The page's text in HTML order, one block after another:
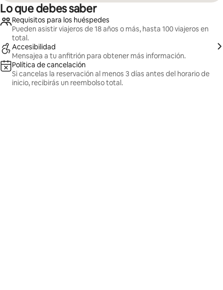
Lo que debes saber
Requisitos para los huéspedes
Pueden asistir viajeros de 18 años o más, hasta 100 viajeros en
total.
Accesibilidad
Mensajea a tu anfitrión para obtener más información.
Política de cancelación
Si cancelas la reservación al menos 3 días antes del horario de
inicio, recibirás un reembolso total.